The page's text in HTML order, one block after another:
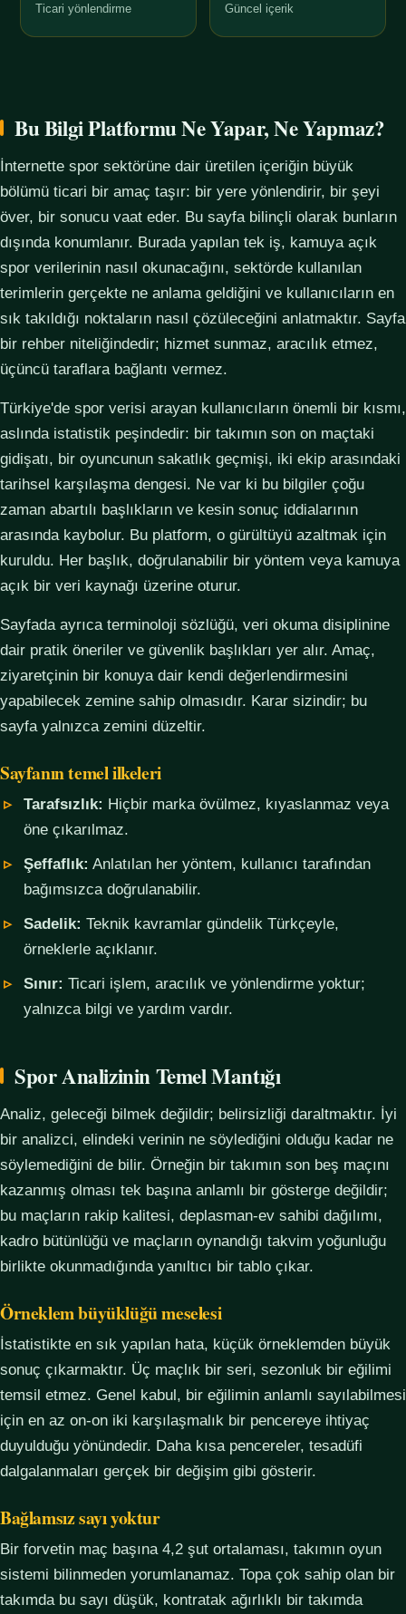
Ticari yönlendirme Güncel içerik
Bu Bilgi Platformu Ne Yapar, Ne Yapmaz?
İnternette spor sektörüne dair üretilen içeriğin büyük
bölümü ticari bir amaç taşır: bir yere yönlendirir, bir şeyi
över, bir sonucu vaat eder. Bu sayfa bilinçli olarak bunların
dışında konumlanır. Burada yapılan tek iş, kamuya açık
spor verilerinin nasıl okunacağını, sektörde kullanılan
terimlerin gerçekte ne anlama geldiğini ve kullanıcıların en
sık takıldığı noktaların nasıl çözüleceğini anlatmaktır. Sayfa
bir rehber niteliğindedir; hizmet sunmaz, aracılık etmez,
üçüncü taraflara bağlantı vermez.
Türkiye'de spor verisi arayan kullanıcıların önemli bir kısmı,
aslında istatistik peşindedir: bir takımın son on maçtaki
gidişatı, bir oyuncunun sakatlık geçmişi, iki ekip arasındaki
tarihsel karşılaşma dengesi. Ne var ki bu bilgiler çoğu
zaman abartılı başlıkların ve kesin sonuç iddialarının
arasında kaybolur. Bu platform, o gürültüyü azaltmak için
kuruldu. Her başlık, doğrulanabilir bir yöntem veya kamuya
açık bir veri kaynağı üzerine oturur.
Sayfada ayrıca terminoloji sözlüğü, veri okuma disiplinine
dair pratik öneriler ve güvenlik başlıkları yer alır. Amaç,
ziyaretçinin bir konuya dair kendi değerlendirmesini
yapabilecek zemine sahip olmasıdır. Karar sizindir; bu
sayfa yalnızca zemini düzeltir.
Sayfanın temel ilkeleri
Tarafsızlık: Hiçbir marka övülmez, kıyaslanmaz veya
öne çıkarılmaz.
Şeffaflık: Anlatılan her yöntem, kullanıcı tarafından
bağımsızca doğrulanabilir.
Sadelik: Teknik kavramlar gündelik Türkçeyle,
örneklerle açıklanır.
Sınır: Ticari işlem, aracılık ve yönlendirme yoktur;
yalnızca bilgi ve yardım vardır.
Spor Analizinin Temel Mantığı
Analiz, geleceği bilmek değildir; belirsizliği daraltmaktır. İyi
bir analizci, elindeki verinin ne söylediğini olduğu kadar ne
söylemediğini de bilir. Örneğin bir takımın son beş maçını
kazanmış olması tek başına anlamlı bir gösterge değildir;
bu maçların rakip kalitesi, deplasman-ev sahibi dağılımı,
kadro bütünlüğü ve maçların oynandığı takvim yoğunluğu
birlikte okunmadığında yanıltıcı bir tablo çıkar.
Örneklem büyüklüğü meselesi
İstatistikte en sık yapılan hata, küçük örneklemden büyük
sonuç çıkarmaktır. Üç maçlık bir seri, sezonluk bir eğilimi
temsil etmez. Genel kabul, bir eğilimin anlamlı sayılabilmesi
için en az on-on iki karşılaşmalık bir pencereye ihtiyaç
duyulduğu yönündedir. Daha kısa pencereler, tesadüfi
dalgalanmaları gerçek bir değişim gibi gösterir.
Bağlamsız sayı yoktur
Bir forvetin maç başına 4,2 şut ortalaması, takımın oyun
sistemi bilinmeden yorumlanamaz. Topa çok sahip olan bir
takımda bu sayı düşük, kontratak ağırlıklı bir takımda